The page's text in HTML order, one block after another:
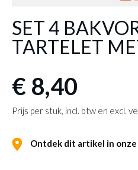
SET 4
TARTELET
€ 8,40
Prijs per stuk, incl. btw en excl.
Ontdek dit artikel in